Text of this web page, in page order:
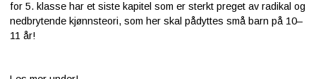
for 5. klasse har et siste kapitel som er sterkt preget av radikal og
nedbrytende kjønnsteori, som her skal pådyttes små barn på 10–
11 år!